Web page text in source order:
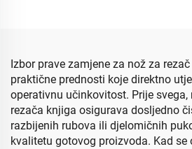
Izbor prave zamjene za nož za
praktične prednosti koje direktno
operativnu učinkovitost. Prije
rezača knjiga osigurava dosljedno
razbijenih rubova ili djelomičnih
kvalitetu gotovog proizvoda. Kad se